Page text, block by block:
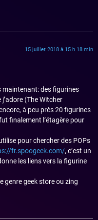
15 juillet 2018 à 15 h 18 min
maintenant: des figurines
(The Witcher
à peu près 20 figurines
finalement l’étagère pour
pour chercher des POPs
fr.spoogeek.com/, c’est un
les liens vers la figurine
genre geek store ou zing